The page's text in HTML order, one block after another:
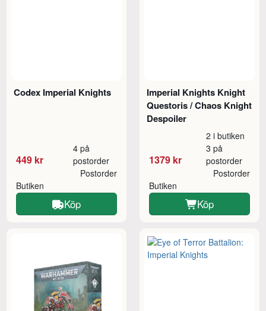
Codex Imperial Knights
449 kr
4 på
postorder
Butiken
Postorder
Köp
Imperial Knights Knight
Questoris / Chaos Knight
Despoiler
1379 kr
2 i butiken
3 på
postorder
Butiken
Postorder
Köp